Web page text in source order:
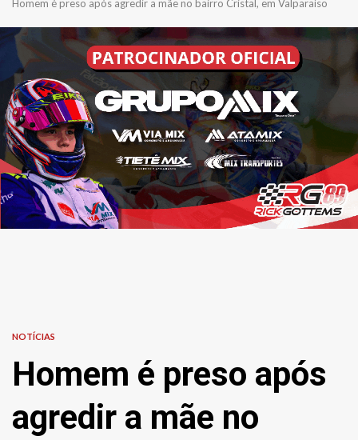
Homem é preso após agredir a mãe no bairro Cristal, em Valparaíso
NOTÍCIAS
Homem é preso após
agredir a mãe no